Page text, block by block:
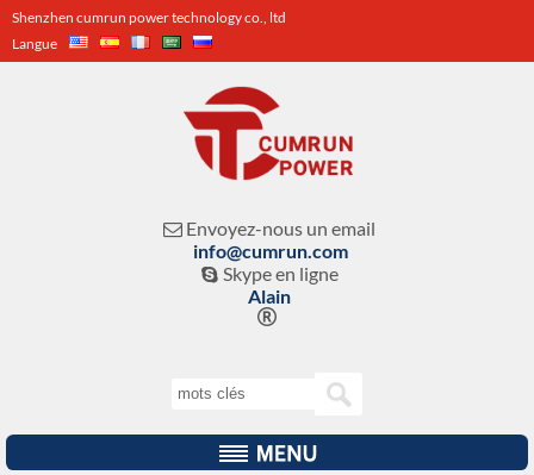
Shenzhen cumrun power technology co., ltd
Langue
 Envoyez-nous un email
info@cumrun.com
 Skype en ligne
Alain
